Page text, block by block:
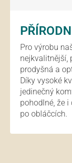
Pro výrobu
nejkvalitnější,
prodyšná a
Díky vysoké
jedinečný
pohodlné, že
po obláčcích.